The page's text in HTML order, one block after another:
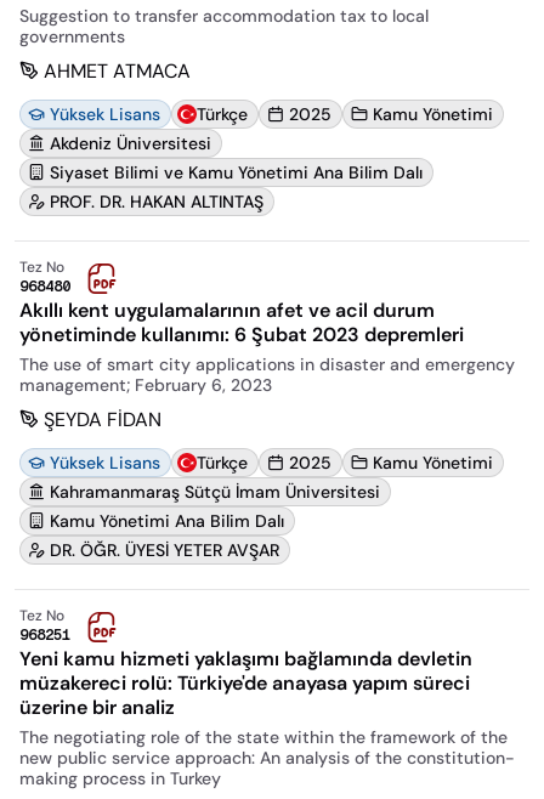
Suggestion to transfer accommodation tax to local
governments
AHMET ATMACA
Yüksek Lisans Türkçe 2025
Kamu Yönetimi
Akdeniz Üniversitesi
Siyaset Bilimi ve Kamu Yönetimi Ana Bilim Dalı
PROF. DR. HAKAN ALTINTAŞ
Tez No
968480
Akıllı kent uygulamalarının afet ve acil durum
yönetiminde kullanımı: 6 Şubat 2023 depremleri
The use of smart city applications in disaster and emergency
management; February 6, 2023
ŞEYDA FİDAN
Yüksek Lisans Türkçe 2025
Kamu Yönetimi
Kahramanmaraş Sütçü İmam Üniversitesi
Kamu Yönetimi Ana Bilim Dalı
DR. ÖĞR. ÜYESİ YETER AVŞAR
Tez No
968251
Yeni kamu hizmeti yaklaşımı bağlamında devletin
müzakereci rolü: Türkiye'de anayasa yapım süreci
üzerine bir analiz
The negotiating role of the state within the framework of the
new public service approach: An analysis of the constitution-
making process in Turkey